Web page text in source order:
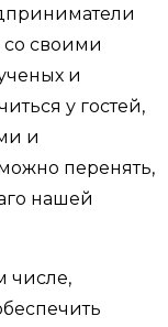
своими
и
у гостей,
и
перенять,
нашей
числе,